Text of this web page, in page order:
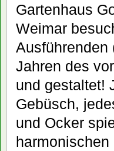
Gartenhaus
Weimar
Ausführenden
Jahren des
und gestaltet!
Gebüsch,
und Ocker